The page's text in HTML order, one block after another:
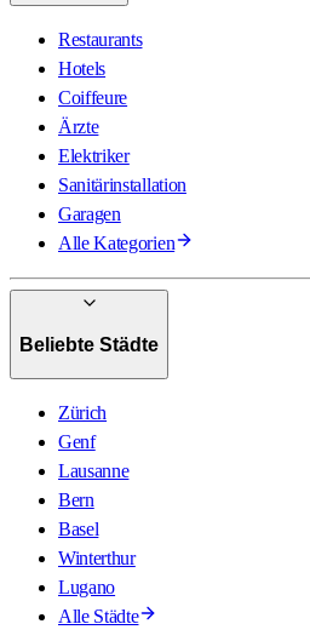
Restaurants
Hotels
Coiffeure
Ärzte
Elektriker
Sanitärinstallation
Garagen
Alle Kategorien
Beliebte Städte
Zürich
Genf
Lausanne
Bern
Basel
Winterthur
Lugano
Alle Städte